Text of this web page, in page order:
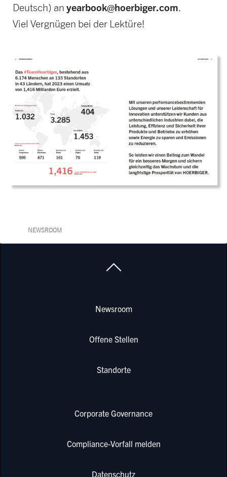
Deutsch) an yearbook@hoerbiger.com.
Viel Vergnügen bei der Lektüre!
NEWSROOM
Newsroom
Offene Stellen
Standorte
Corporate Governance
Compliance-Vorfall melden
Datenschutz